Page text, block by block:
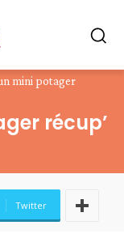
mini potager
récup’
Twitter